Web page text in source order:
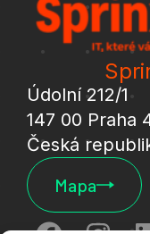
Údolní 212/1
147 00 Praha
Česká
Mapa